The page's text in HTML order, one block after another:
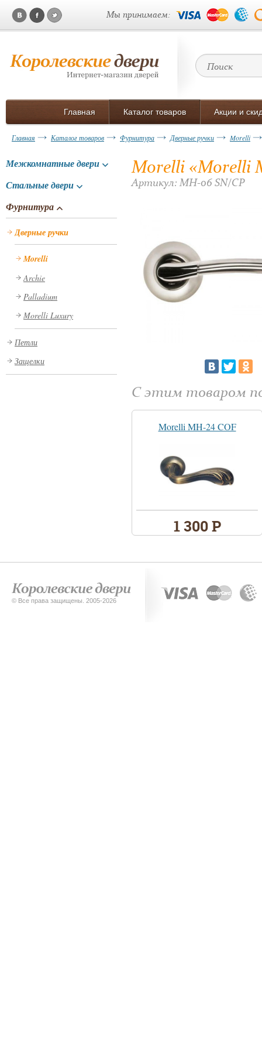
Мы принимаем:
Главная Каталог товаров Акции и
Главная Каталог товаров Фурнитура Дверные ручки Morelli
Межкомнатные двери
Стальные двери
Фурнитура
Дверные ручки
Morelli
Archie
Palladium
Morelli Luxury
Петли
Защелки
Morelli «Morelli
Артикул: MH-06 SN/CP
С этим товаром
Morelli MH-24 COF
1 300 Р
© Все права защищены. 2005-2026